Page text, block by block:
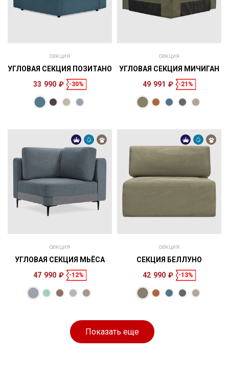
секция
УГЛОВАЯ СЕКЦИЯ ПОЗИТАНО
33 990 ₽
-30%
секция
УГЛОВАЯ СЕКЦИЯ МИЧИГАН
49 991 ₽
-21%
секция
УГЛОВАЯ СЕКЦИЯ МЬЁСА
47 990 ₽
-12%
Размеры
Спальное
секция
СЕКЦИЯ БЕЛЛУНО
42 990 ₽
-13%
Показать еще